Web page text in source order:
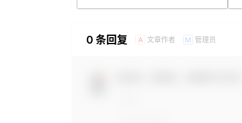
0 条回复 A 文章作者 M 管理员